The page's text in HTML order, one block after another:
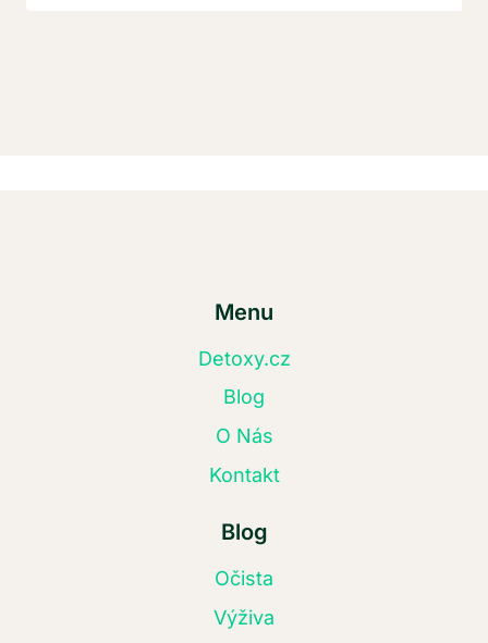
Menu
Detoxy.cz
Blog
O Nás
Kontakt
Blog
Očista
Výživa